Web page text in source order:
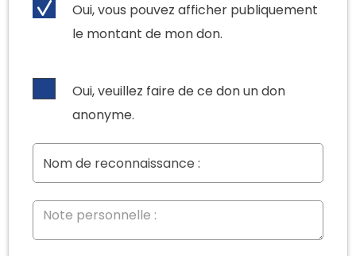
Oui, vous pouvez afficher publiquement
le montant de mon don.
Oui, veuillez faire de ce don un don
anonyme.